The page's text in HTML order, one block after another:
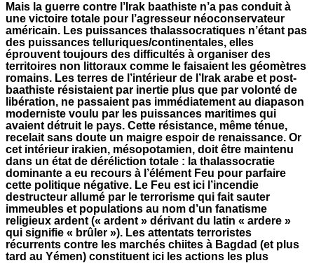
Mais la guerre contre l’Irak baathiste n’a pas conduit à
une victoire totale pour l’agresseur néoconservateur
américain. Les puissances thalassocratiques n’étant pas
des puissances telluriques/continentales, elles
éprouvent toujours des difficultés à organiser des
territoires non littoraux comme le faisaient les géomètres
romains. Les terres de l’intérieur de l’Irak arabe et post-
baathiste résistaient par inertie plus que par volonté de
libération, ne passaient pas immédiatement au diapason
moderniste voulu par les puissances maritimes qui
avaient détruit le pays. Cette résistance, même ténue,
recelait sans doute un maigre espoir de renaissance. Or
cet intérieur irakien, mésopotamien, doit être maintenu
dans un état de déréliction totale : la thalassocratie
dominante a eu recours à l’élément Feu pour parfaire
cette politique négative. Le Feu est ici l’incendie
destructeur allumé par le terrorisme qui fait sauter
immeubles et populations au nom d’un fanatisme
religieux ardent (« ardent » dérivant du latin « ardere »
qui signifie « brûler »). Les attentats terroristes
récurrents contre les marchés chiites à Bagdad (et plus
tard au Yémen) constituent ici les actions les plus